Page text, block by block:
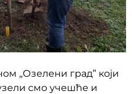
„Озелени град” који
смо учешће и